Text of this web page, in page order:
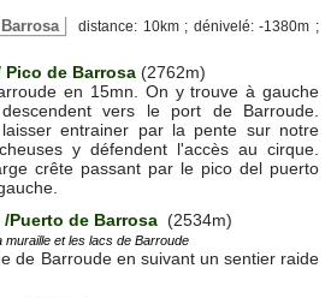
distance: 10km ; dénivelé: -1380m ;
Pico de Barrosa (2762m)
en 15mn. On y trouve à gauche
vers le port de Barroude.
entrainer par la pente sur notre
y défendent l'accès au cirque.
crête passant par le pico del puerto
Puerto de Barrosa (2534m)
muraille et les lacs de Barroude
de Barroude en suivant un sentier raide